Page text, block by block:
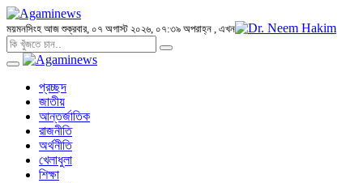
ময়মনসিংহ আজ শুক্রবার, ০৭ অগাস্ট ২০২৬, ০৭:৩৯ অপরাহ্ন , এখন
প্রচ্ছদ
জাতীয়
আন্তর্জাতিক
রাজনীতি
অর্থনীতি
খেলাধুলা
শিক্ষা